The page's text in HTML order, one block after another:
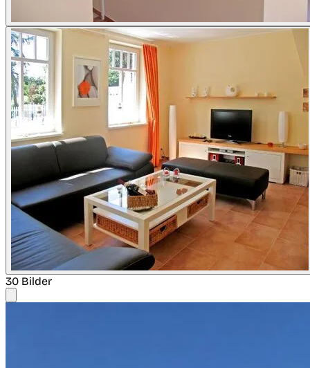
30 Bilder